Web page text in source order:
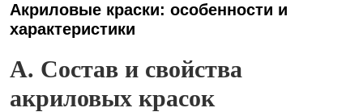
Акриловые краски: особенности и
характеристики
A. Состав и свойства
акриловых красок